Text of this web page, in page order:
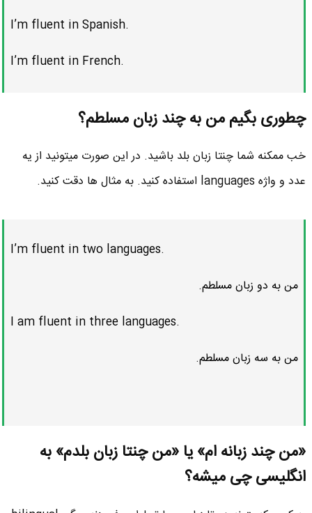
I’m fluent in Spanish.
I’m fluent in French.
چطوری بگیم من به چند زبان مسلطم؟
خب ممکنه شما چنتا زبان بلد باشید. در این صورت میتونید از یه
عدد و واژه languages استفاده کنید. به مثال ها دقت کنید.
I’m fluent in two languages.
من به دو زبان مسلطم.
I am fluent in three languages.
من به سه زبان مسلطم.
«من چند زبانه ام» یا «من چنتا زبان بلدم» به
انگلیسی چی میشه؟